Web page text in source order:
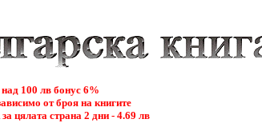
100 лв бонус 6%
от броя на книгите
цялата страна 2 дни - 4.69 лв